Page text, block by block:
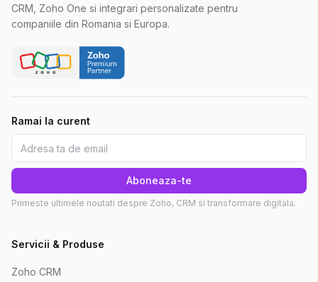
CRM, Zoho One si integrari personalizate pentru
companiile din Romania si Europa.
Ramai la curent
Aboneaza-te
Primeste ultimele noutati despre Zoho, CRM si transformare digitala.
Servicii & Produse
Zoho CRM